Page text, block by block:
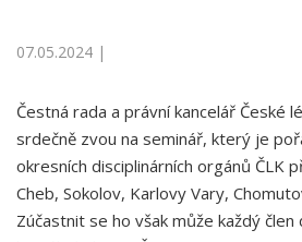
07.05.2024 |
Čestná rada a právní kancelář České
srdečně zvou na seminář, který je
okresních disciplinárních orgánů ČLK
Cheb, Sokolov, Karlovy Vary,
Zúčastnit se ho však může každý člen